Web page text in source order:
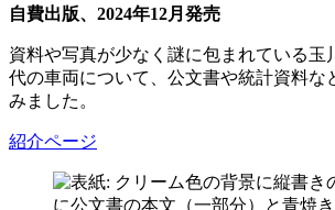
自費出版、2024年12月発売
資料や写真が少なく謎に包まれている玉
代の車両について、公文書や統計資料な
みました。
紹介ページ